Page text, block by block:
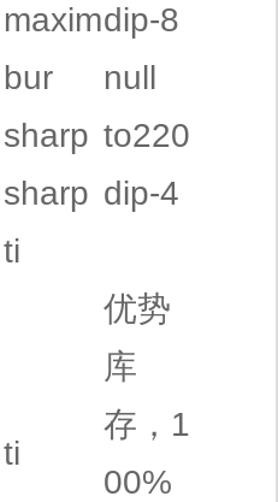
maximdip-8
bur
null
sharp to220
sharp dip-4
ti
ti
优势
库
存，1
00%